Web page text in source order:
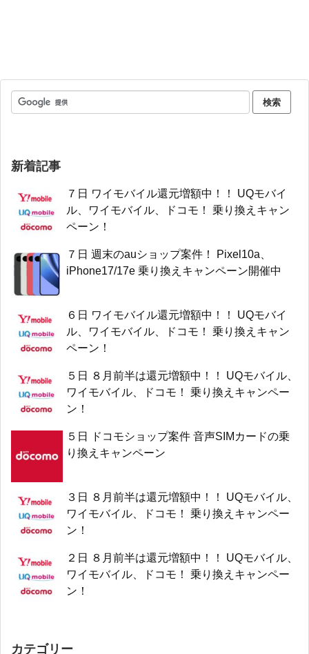
新着記事
７日 ワイモバイル還元増額中！！ UQモバイ
ル、ワイモバイル、ドコモ！ 乗り換えキャン
ペーン！
７日 週末のauショップ案件！ Pixel10a、
iPhone17/17e 乗り換えキャンペーン開催中
６日 ワイモバイル還元増額中！！ UQモバイ
ル、ワイモバイル、ドコモ！ 乗り換えキャン
ペーン！
５日 ８月前半は還元増額中！！ UQモバイル、
ワイモバイル、ドコモ！ 乗り換えキャンペー
ン！
５日 ドコモショップ案件 音声SIMカードの乗
り換えキャンペーン
３日 ８月前半は還元増額中！！ UQモバイル、
ワイモバイル、ドコモ！ 乗り換えキャンペー
ン！
２日 ８月前半は還元増額中！！ UQモバイル、
ワイモバイル、ドコモ！ 乗り換えキャンペー
ン！
カテゴリー